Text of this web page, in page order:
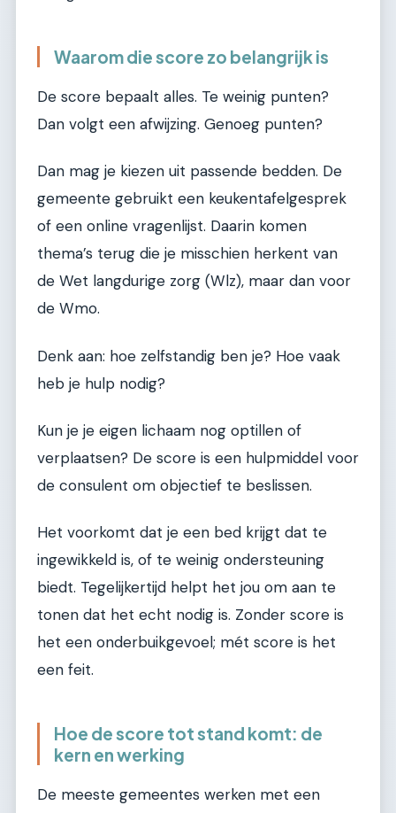
Waarom die score zo belangrijk is
De score bepaalt alles. Te weinig punten?
Dan volgt een afwijzing. Genoeg punten?
Dan mag je kiezen uit passende bedden. De
gemeente gebruikt een keukentafelgesprek
of een online vragenlijst. Daarin komen
thema’s terug die je misschien herkent van
de Wet langdurige zorg (Wlz), maar dan voor
de Wmo.
Denk aan: hoe zelfstandig ben je? Hoe vaak
heb je hulp nodig?
Kun je je eigen lichaam nog optillen of
verplaatsen? De score is een hulpmiddel voor
de consulent om objectief te beslissen.
Het voorkomt dat je een bed krijgt dat te
ingewikkeld is, of te weinig ondersteuning
biedt. Tegelijkertijd helpt het jou om aan te
tonen dat het echt nodig is. Zonder score is
het een onderbuikgevoel; mét score is het
een feit.
Hoe de score tot stand komt: de
kern en werking
De meeste gemeentes werken met een